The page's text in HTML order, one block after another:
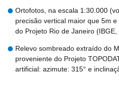
Ortofotos, na escala 1:30.000
precisão vertical maior que 5m
do Projeto Rio de Janeiro (IBGE,
Relevo sombreado extraído do
proveniente do Projeto
artificial: azimute: 315° e